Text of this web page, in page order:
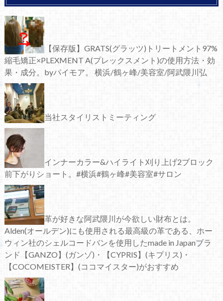
【保存版】GRATS(グラッツ)トリートメント97%
縮毛矯正×PLEXMENT A(プレックスメント)の使用方法・効
果・成分。byパイモア。 横浜/鶴ヶ峰/美容室/阿武隈川弘
当社スタイリストミーティング
インナーカラー&ハイライト刈り上げ2ブロック
前下がりショート。#横浜#鶴ヶ峰#美容室#サロン
革が好きな阿武隈川が今欲しい財布とは。
Alden(オールデン)にも使用される最高級の革である、ホー
ウィン社のシェルコードバンを使用したmade in Japanブラ
ンド【GANZO】(ガンゾ)・【CYPRIS】(キプリス)・
【COCOMEISTER】(ココマイスター)がおすすめ